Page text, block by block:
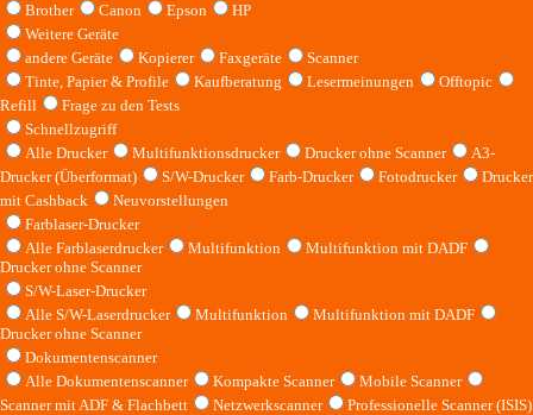
Brother
Canon Epson
HP
Weitere Geräte
andere Geräte
Kopierer Faxgeräte
Scanner
Tinte, Papier & Profile
Kaufberatung Lesermeinungen
Offtopic
Refill
Frage zu den Tests
Schnellzugriff
Alle Drucker
Multifunktionsdrucker Drucker ohne Scanner
A3-
Drucker (Überformat)
S/W-Drucker Farb-Drucker Fotodrucker
Drucker
mit Cashback
Neuvorstellungen
Farblaser-Drucker
Alle Farblaserdrucker
Multifunktion
Multifunktion mit DADF
Drucker ohne Scanner
S/W-Laser-Drucker
Alle S/W-Laserdrucker
Multifunktion
Multifunktion mit DADF
Drucker ohne Scanner
Dokumentenscanner
Alle Dokumentenscanner
Kompakte Scanner
Mobile Scanner
Scanner mit ADF & Flachbett
Netzwerkscanner
Professionelle Scanner (ISIS)